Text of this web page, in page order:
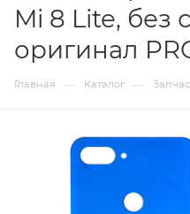
Mi 8 Lite, без
оригинал
Главная — Каталог —